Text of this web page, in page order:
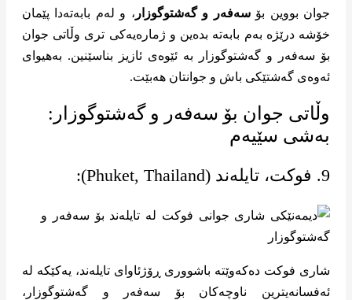
جوان بووین بۆسەفەر و گەشتوگوزار ، و لەم بابەتەدا پێمان
خۆشە درێژە بەم بابەتە بدەین و ژمارەیەکی تری وڵاتی جوان
بۆ سەفەر و گەشتوگوزار بە ئێوەی ئازیز بناسێنین. بەهیوای
ئەوەی گەشتێکی باش و جوانتان هەبێت.
وڵاتی جوان بۆ سەفەر و گەشتوگوزار:
بەشی سێیەم
9. فوکت، تایلەند (Phuket, Thailand):
شاری فوکت دەکەوێتە باشووری ڕۆژئاوای تایلەند، یەکێکە لە
ئەفسانەیترین ناوچەکان بۆ سەفەر و گەشتوگوزار،